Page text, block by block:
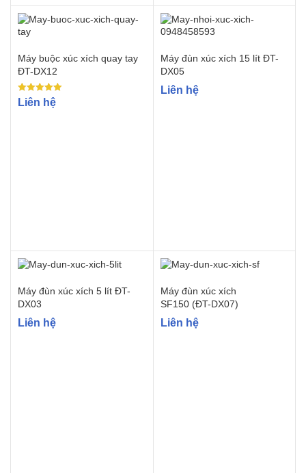
Máy buộc xúc xích quay tay
ĐT-DX12
Rated
5.00
Liên hệ
Máy đùn xúc xích 15 lít ĐT-
DX05
Liên hệ
Máy đùn xúc xích 5 lít ĐT-
DX03
Liên hệ
Máy đùn xúc xích
SF150 (ĐT-DX07)
Liên hệ